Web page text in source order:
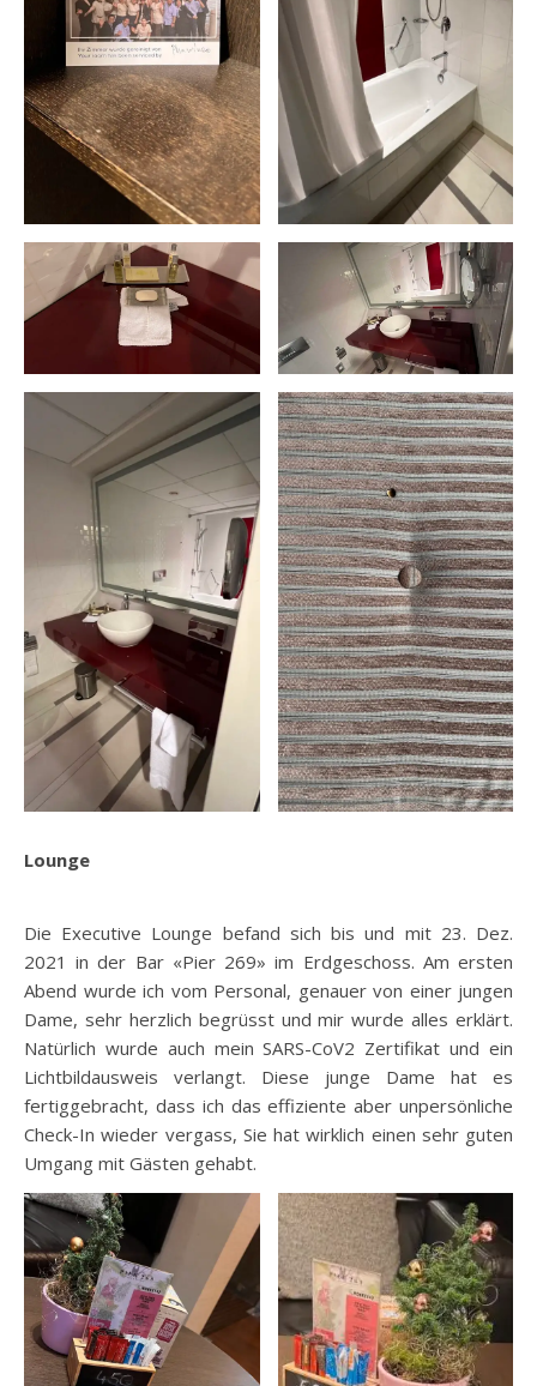
Lounge
Die Executive Lounge befand sich bis und mit 23. Dez.
2021 in der Bar «Pier 269» im Erdgeschoss. Am ersten
Abend wurde ich vom Personal, genauer von einer jungen
Dame, sehr herzlich begrüsst und mir wurde alles erklärt.
Natürlich wurde auch mein SARS-CoV2 Zertifikat und ein
Lichtbildausweis verlangt. Diese junge Dame hat es
fertiggebracht, dass ich das effiziente aber unpersönliche
Check-In wieder vergass, Sie hat wirklich einen sehr guten
Umgang mit Gästen gehabt.